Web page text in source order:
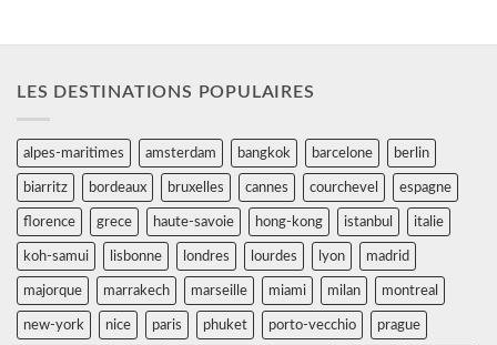
LES DESTINATIONS POPULAIRES
alpes-maritimes amsterdam bangkok barcelone berlin
biarritz bordeaux bruxelles cannes courchevel espagne
florence grece haute-savoie hong-kong istanbul italie
koh-samui lisbonne londres lourdes lyon madrid
majorque marrakech marseille miami milan montreal
new-york nice paris phuket porto-vecchio prague